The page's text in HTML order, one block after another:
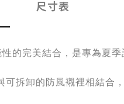
尺寸表
的完美結合，是專為夏季
可拆卸的防風襯裡相結合